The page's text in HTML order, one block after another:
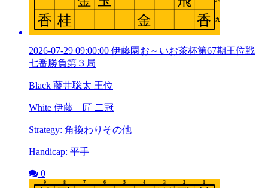
2026-07-29 09:00:00 伊藤園お～いお茶杯第67期王位戦
七番勝負第３局
Black 藤井聡太 王位
White 伊藤 匠 二冠
Strategy: 角換わりその他
Handicap: 平手
0